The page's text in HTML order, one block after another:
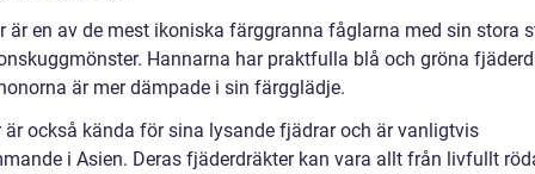
är en av de mest ikoniska färggranna fåglarna med sin stora
Hannarna har praktfulla blå och gröna
är mer dämpade i sin färgglädje.
är också kända för sina lysande fjädrar och är vanligtvis
i Asien. Deras fjäderdräkter kan vara allt från livfullt